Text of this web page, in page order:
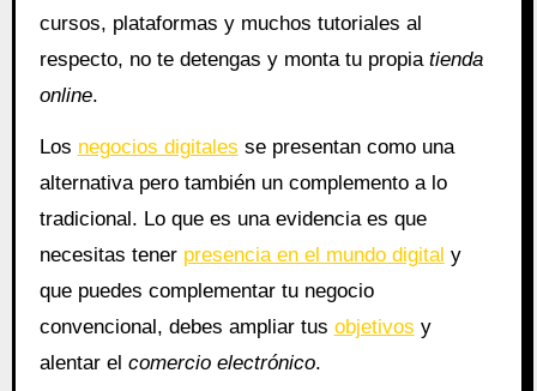
cursos, plataformas y muchos tutoriales al
respecto, no te detengas y monta tu propia tienda
online.
Los negocios digitales se presentan como una
alternativa pero también un complemento a lo
tradicional. Lo que es una evidencia es que
necesitas tener presencia en el mundo digital y
que puedes complementar tu negocio
convencional, debes ampliar tus objetivos y
alentar el comercio electrónico.